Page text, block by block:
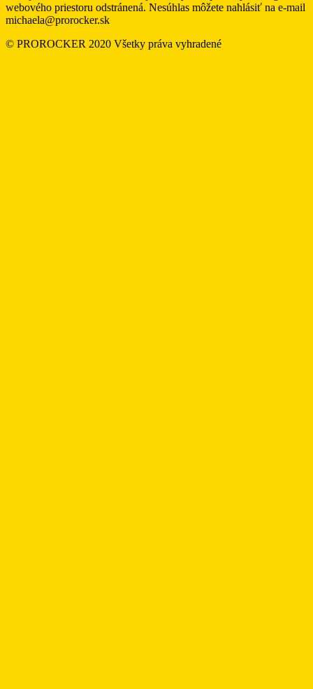
webového priestoru odstránená. Nesúhlas môžete nahlásiť na e-mail
michaela@prorocker.sk
© PROROCKER 2020 Všetky práva vyhradené